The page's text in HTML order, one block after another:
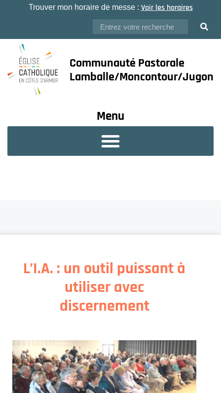
Trouver mon horaire de messe : Voir les horaires
Communauté Pastorale
Lamballe/Moncontour/Jugon
Menu
L’I.A. : un outil puissant à
utiliser avec
discernement